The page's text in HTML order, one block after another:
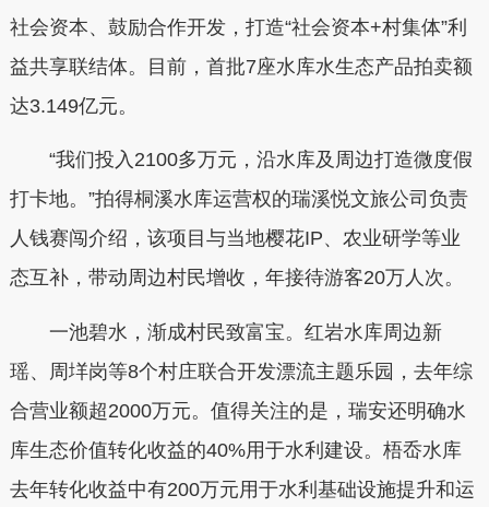
社会资本、鼓励合作开发，打造“社会资本+村集体”利
益共享联结体。目前，首批7座水库水生态产品拍卖额
达3.149亿元。
“我们投入2100多万元，沿水库及周边打造微度假
打卡地。”拍得桐溪水库运营权的瑞溪悦文旅公司负责
人钱赛闯介绍，该项目与当地樱花IP、农业研学等业
态互补，带动周边村民增收，年接待游客20万人次。
一池碧水，渐成村民致富宝。红岩水库周边新
瑶、周垟岗等8个村庄联合开发漂流主题乐园，去年综
合营业额超2000万元。值得关注的是，瑞安还明确水
库生态价值转化收益的40%用于水利建设。梧岙水库
去年转化收益中有200万元用于水利基础设施提升和运